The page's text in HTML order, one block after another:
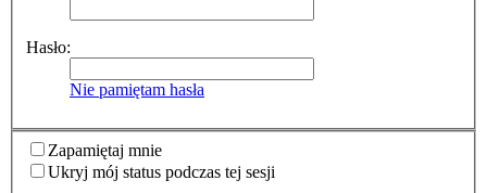
Hasło:
Nie pamiętam hasła
Zapamiętaj mnie
Ukryj mój status podczas tej sesji